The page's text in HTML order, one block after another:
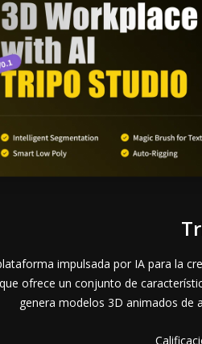
impulsada por IA para la
ofrece un conjunto de
genera modelos 3D animados de